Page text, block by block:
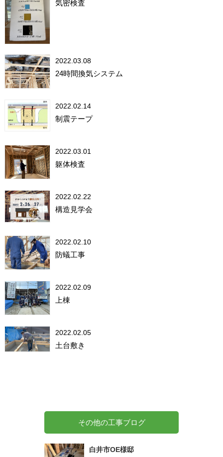
気密検査
2022.03.08
24時間換気システム
2022.02.14
制震テープ
2022.03.01
躯体検査
2022.02.22
構造見学会
2022.02.10
防蟻工事
2022.02.09
上棟
2022.02.05
土台敷き
その他の工事ブログ
白井市OE様邸